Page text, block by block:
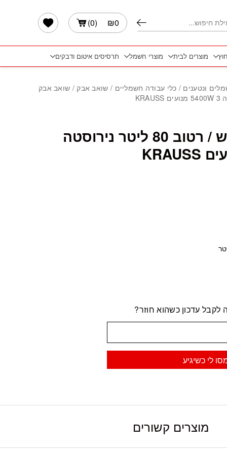
₪0
(
0
)
מוצרים לבית מוצרי חשמל תרסיסים איטום ודבקים
ונטענים / כלי עבודה חשמליים / שואב אבק / שואב אבק
שואב אבק יבש / רטוב 80 ליטר נירוסטה
עדכון כשהוא חוזר?
לי כשיגיע
מוצרים קשורים